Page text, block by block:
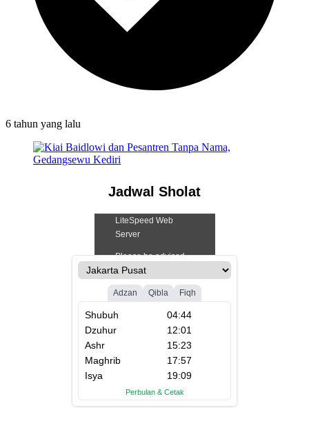
6 tahun yang lalu
Jadwal Sholat